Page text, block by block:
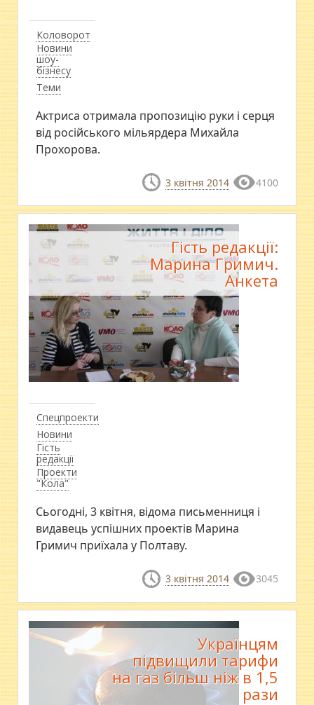
Коловорот
Новини
шоу-
бізнесу
Теми
Актриса отримала пропозицію руки і серця
від російського мільярдера Михайла
Прохорова.
3 квітня 2014 4100
Спецпроекти
Новини
Гість
редакції
Проекти
"Кола"
Гість редакції:
Марина Гримич.
Анкета
Сьогодні, 3 квітня, відома письменниця і
видавець успішних проектів Марина
Гримич приїхала у Полтаву.
3 квітня 2014 3045
Українцям
підвищили тарифи
на газ більш ніж в 1,5
рази